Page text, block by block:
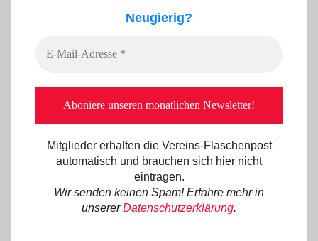
Neugierig?
Mitglieder erhalten die Vereins-Flaschenpost
automatisch und brauchen sich hier nicht
eintragen.
Wir senden keinen Spam! Erfahre mehr in
unsererDatenschutzerklärung.